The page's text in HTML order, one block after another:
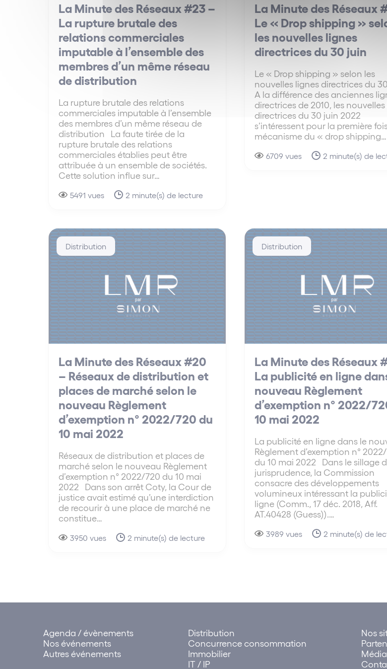
La Minute des Réseaux #23 –
La rupture brutale des
relations commerciales
imputable à l’ensemble des
membres d’un même réseau
de distribution
La rupture brutale des relations
commerciales imputable à l’ensemble
des membres d’un même réseau de
distribution La faute tirée de la
rupture brutale des relations
commerciales établies peut être
attribuée à un ensemble de sociétés.
Cette solution influe sur…
5491 vues 2 minute(s) de lecture
La Minute des Réseaux
Le « Drop shipping »
les nouvelles lignes
directrices du 30 juin
Le « Drop shipping » selon les
nouvelles lignes directrices du
A la différence des anciennes
directrices de 2010, les
directrices du 30 juin 2022
s’intéressent pour la première
mécanisme du « drop shipping…
6709 vues 2 minute(s) de
Distribution
La Minute des Réseaux #20
– Réseaux de distribution et
places de marché selon le
nouveau Règlement
d’exemption n° 2022/720 du
10 mai 2022
Réseaux de distribution et places de
marché selon le nouveau Règlement
d’exemption n° 2022/720 du 10 mai
2022 Dans son arrêt Coty, la Cour de
justice avait estimé qu’une interdiction
de recourir à une place de marché ne
constitue…
3950 vues 2 minute(s) de lecture
Distribution
La Minute des Réseaux
La publicité en ligne
nouveau Règlement
d’exemption n° 2022/
10 mai 2022
La publicité en ligne dans le
Règlement d’exemption n°
du 10 mai 2022 Dans le sillage
jurisprudence, la Commission
consacre des développements
volumineux intéressant la
ligne (Comm., 17 déc. 2018, Aff.
AT.40428 (Guess)).…
3989 vues 2 minute(s) de
Agenda / évènements
Nos événements
Autres événements
Distribution
Concurrence consommation
Immobilier
IT / IP
Nos